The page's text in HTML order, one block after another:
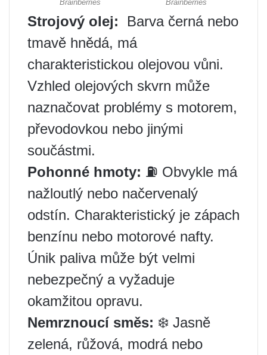
Strojový olej: ️ Barva černá nebo
tmavě hnědá, má
charakteristickou olejovou vůni.
Vzhled olejových skvrn může
naznačovat problémy s motorem,
převodovkou nebo jinými
součástmi.
Pohonné hmoty: ⛽ Obvykle má
nažloutlý nebo načervenalý
odstín. Charakteristický je zápach
benzínu nebo motorové nafty.
Únik paliva může být velmi
nebezpečný a vyžaduje
okamžitou opravu.
Nemrznoucí směs: ❄️ Jasně
zelená, růžová, modrá nebo